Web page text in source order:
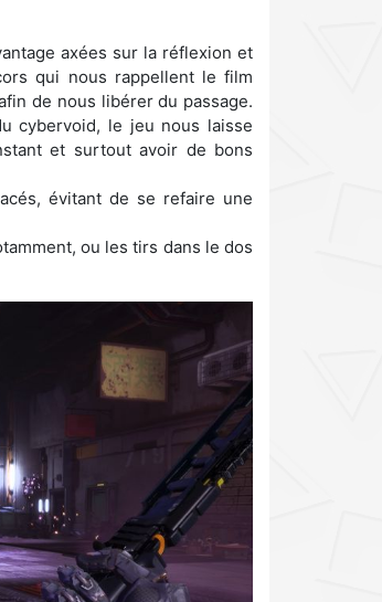
axées sur la réflexion et
qui nous rappellent le film
de nous libérer du passage.
cybervoid, le jeu nous laisse
et surtout avoir de bons
évitant de se refaire une
ou les tirs dans le dos